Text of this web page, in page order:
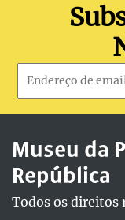
Museu da
República
Todos os direitos